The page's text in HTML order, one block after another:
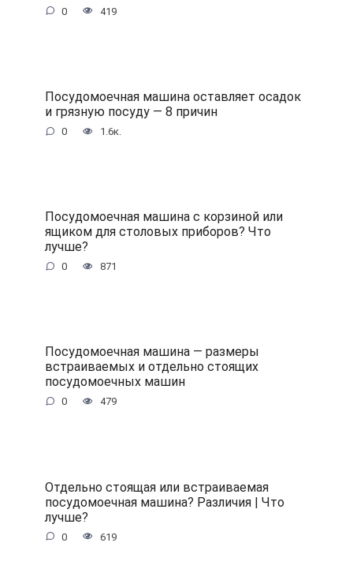
0 419
Посудомоечная машина оставляет осадок
и грязную посуду — 8 причин
0 1.6к.
Посудомоечная машина с корзиной или
ящиком для столовых приборов? Что
лучше?
0 871
Посудомоечная машина — размеры
встраиваемых и отдельно стоящих
посудомоечных машин
0 479
Отдельно стоящая или встраиваемая
посудомоечная машина? Различия | Что
лучше?
0 619